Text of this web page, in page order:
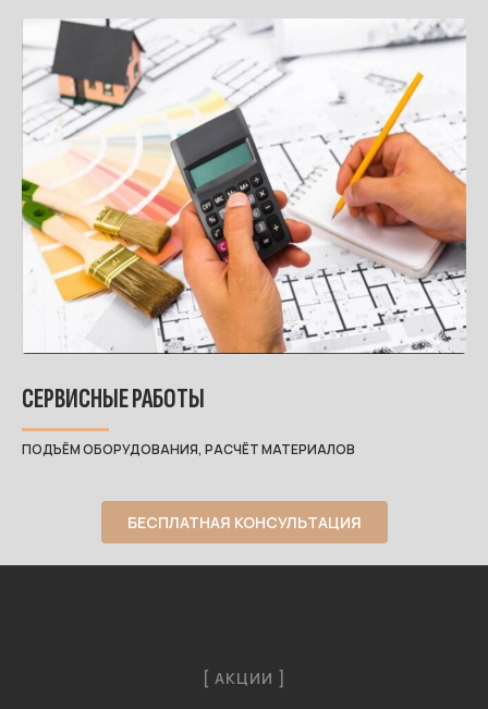
СЕРВИСНЫЕ РАБОТЫ
ПОДЪЁМ ОБОРУДОВАНИЯ, РАСЧЁТ МАТЕРИАЛОВ
БЕСПЛАТНАЯ КОНСУЛЬТАЦИЯ
[ АКЦИИ ]